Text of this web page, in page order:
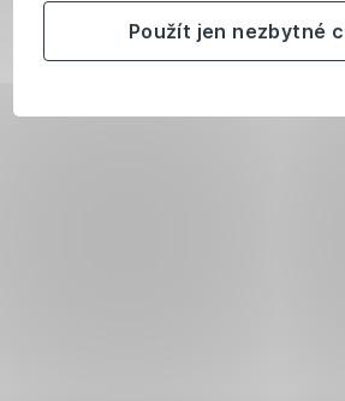
Použít jen nezbytné